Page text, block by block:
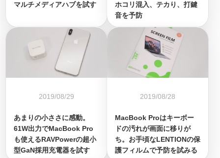
マルチメディアハブを試す
ホコリ混入、テカり、打鍵
音を予防
2019/08/29
あまりの小ささに感動。
61W出力でMacBook Pro
も使えるRAVPowerの超小
型GaN採用充電器を試す
2019/08/28
MacBook Proはキーボー
ドの汚れが画面に移りが
ち。お手頃なLENTIONの保
護フィルムで予防を試みる